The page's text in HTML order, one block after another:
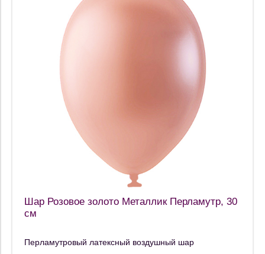
Шар Розовое золото Металлик Перламутр, 30
см
Перламутровый латексный воздушный шар